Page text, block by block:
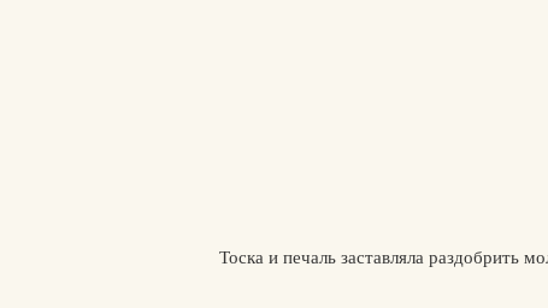
Тоска и печаль заставляла раздобрить